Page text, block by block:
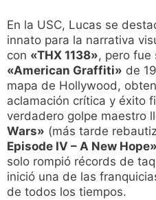
En la USC, Lucas se
innato para la narrativa
con «THX 1138», pero fue
«American Graffiti» de
mapa de Hollywood,
aclamación crítica y éxito
verdadero golpe maestro
Wars» (más tarde
Episode IV – A New Hope»
solo rompió récords de
inició una de las
de todos los tiempos.